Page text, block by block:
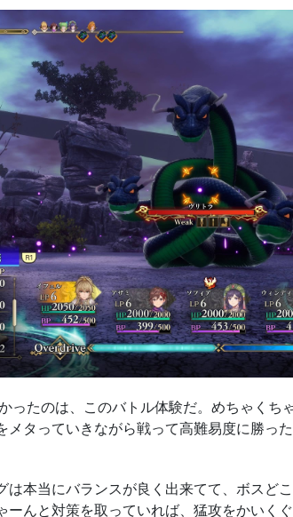
ったのは、このバトル体験だ。めちゃくち
メタっていきながら戦って高難易度に勝っ
本当にバランスが良く出来てて、ボスど
ーんと対策を取っていれば、猛攻をかいく